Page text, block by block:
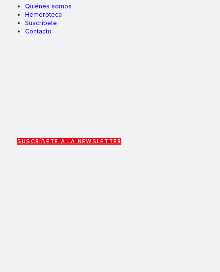
Quiénes somos
Hemeroteca
Suscríbete
Contacto
SUSCRÍBETE A LA NEWSLETTER